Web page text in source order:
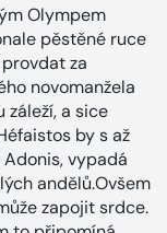
Olympem
pěstěné ruce
za
novomanžela
záleží, a sice
by s až
vypadá
andělů.Ovšem
zapojit srdce.